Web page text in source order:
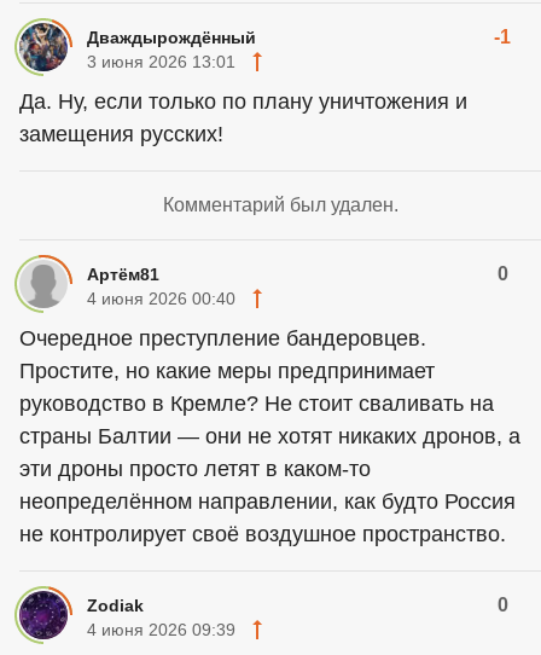
Дваждырождённый -1
3 июня 2026 13:01
Да. Ну, если только по плану уничтожения и
замещения русских!
Комментарий был удален.
Артём81 0
4 июня 2026 00:40
Очередное преступление бандеровцев.
Простите, но какие меры предпринимает
руководство в Кремле? Не стоит сваливать на
страны Балтии — они не хотят никаких дронов, а
эти дроны просто летят в каком-то
неопределённом направлении, как будто Россия
не контролирует своё воздушное пространство.
Zodiak 0
4 июня 2026 09:39